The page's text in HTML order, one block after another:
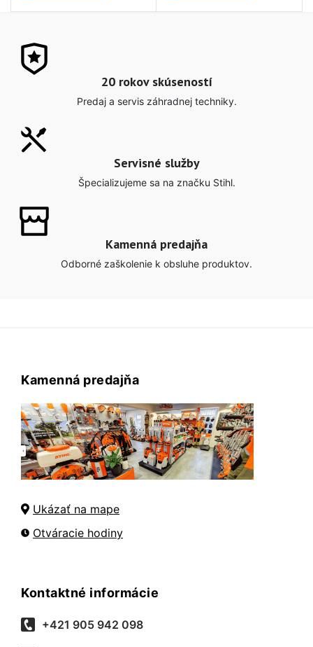
20 rokov skúseností
Predaj a servis záhradnej techniky.
Servisné služby
Špecializujeme sa na značku Stihl.
Kamenná predajňa
Odborné zaškolenie k obsluhe produktov.
Kamenná predajňa
Ukázať na mape
Otváracie hodiny
Kontaktné informácie
+421 905 942 098